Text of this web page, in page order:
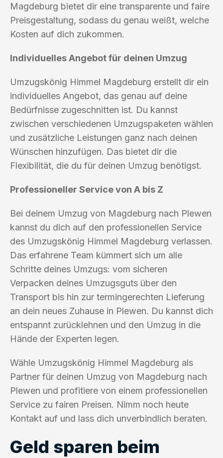
Magdeburg bietet dir eine transparente und faire
Preisgestaltung, sodass du genau weißt, welche
Kosten auf dich zukommen.
Individuelles Angebot für deinen Umzug
Umzugskönig Himmel Magdeburg erstellt dir ein
individuelles Angebot, das genau auf deine
Bedürfnisse zugeschnitten ist. Du kannst
zwischen verschiedenen Umzugspaketen wählen
und zusätzliche Leistungen ganz nach deinen
Wünschen hinzufügen. Das bietet dir die
Flexibilität, die du für deinen Umzug benötigst.
Professioneller Service von A bis Z
Bei deinem Umzug von Magdeburg nach Plewen
kannst du dich auf den professionellen Service
des Umzugskönig Himmel Magdeburg verlassen.
Das erfahrene Team kümmert sich um alle
Schritte deines Umzugs: vom sicheren
Verpacken deines Umzugsguts über den
Transport bis hin zur termingerechten Lieferung
an dein neues Zuhause in Plewen. Du kannst dich
entspannt zurücklehnen und den Umzug in die
Hände der Experten legen.
Wähle Umzugskönig Himmel Magdeburg als
Partner für deinen Umzug von Magdeburg nach
Plewen und profitiere von einem professionellen
Service zu fairen Preisen. Nimm noch heute
Kontakt auf und lass dich unverbindlich beraten.
Geld sparen beim